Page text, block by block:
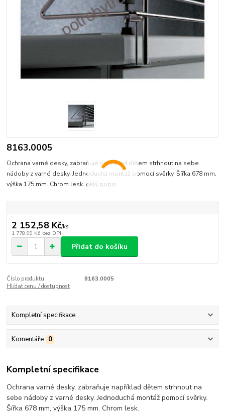
8163.0005
Ochrana varné desky, zabraňuje například dětem strhnout na sebe
nádoby z varné desky. Jednoduchá montáž pomocí svěrky. Šířka 678 mm,
výška 175 mm. Chrom lesk. celý popis
2 152,58 Kč/ks
1 778,99 Kč bez DPH
Přidat do košíku
Číslo produktu:
8163.0005
Hlídat cenu / dostupnost
Kompletní specifikace
Komentáře 0
Kompletní specifikace
Ochrana varné desky, zabraňuje například dětem strhnout na
sebe nádoby z varné desky. Jednoduchá montáž pomocí svěrky.
Šířka 678 mm, výška 175 mm. Chrom lesk.